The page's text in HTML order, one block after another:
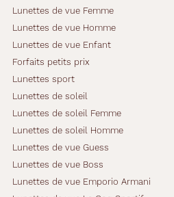
Lunettes de vue Femme
Lunettes de vue Homme
Lunettes de vue Enfant
Forfaits petits prix
Lunettes sport
Lunettes de soleil
Lunettes de soleil Femme
Lunettes de soleil Homme
Lunettes de vue Guess
Lunettes de vue Boss
Lunettes de vue Emporio Armani